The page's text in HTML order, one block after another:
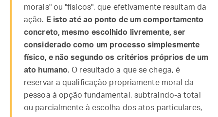
morais" ou "físicos", que efetivamente resultam da
ação. E isto até ao ponto de um comportamento
concreto, mesmo escolhido livremente, ser
considerado como um processo simplesmente
físico, e não segundo os critérios próprios de um
ato humano. O resultado a que se chega, é
reservar a qualificação propriamente moral da
pessoa à opção fundamental, subtraindo-a total
ou parcialmente à escolha dos atos particulares,